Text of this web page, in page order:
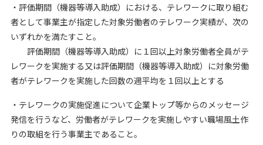
・評価期間（機器等導入助成）における、テレワークに取り組む
者として事業主が指定した対象労働者のテレワーク実績が、次の
いずれかを満たすこと。
評価期間（機器等導入助成）に１回以上対象労働者全員がテ
レワークを実施する又は評価期間（機器等導入助成）に対象労働
者がテレワークを実施した回数の週平均を１回以上とする
・テレワークの実施促進について企業トップ等からのメッセージ
発信を行うなど、労働者がテレワークを実施しやすい職場風土作
りの取組を行う事業主であること。